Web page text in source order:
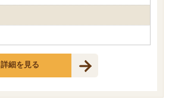
詳細を見る